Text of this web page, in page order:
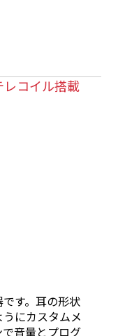
コイル搭載
す。耳の形状
にカスタムメ
音量とプログ